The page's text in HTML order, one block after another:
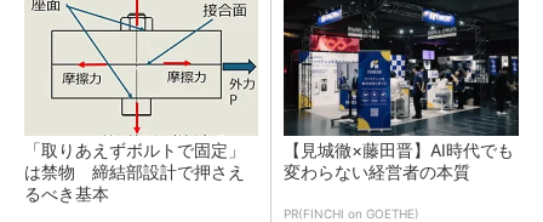
「取りあえずボルトで固定」
は禁物 締結部設計で押さえ
るべき基本
【見城徹×藤田晋】AI時代でも
変わらない経営者の本質
PR(FINCHI on GOETHE)